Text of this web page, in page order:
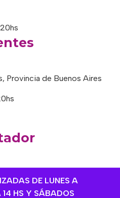
DE LUNES A
14 HS Y SÁBADOS
Provincia de Buenos Aires